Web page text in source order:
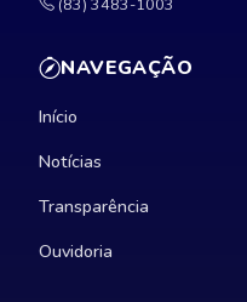
NAVEGAÇÃO
Início
Notícias
Transparência
Ouvidoria